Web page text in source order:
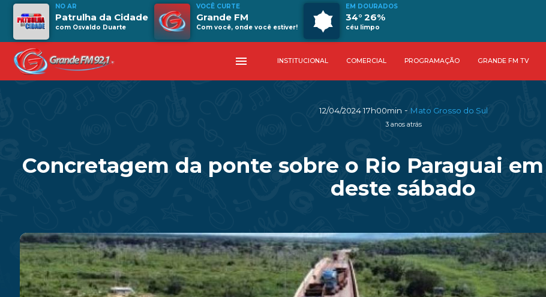
NO AR
Patrulha da Cidade
com Osvaldo Duarte
VOCÊ CURTE
Grande FM
Com você, onde você estiver!
EM DOURADOS
34° 26%
céu limpo
menu INSTITUCIONAL COMERCIAL PROGRAMAÇÃO GRANDE FM TV
12/04/2024 17h00min - Mato Grosso do Sul
3 anos atrás
Concretagem da ponte sobre o Rio Paraguai
deste sábado